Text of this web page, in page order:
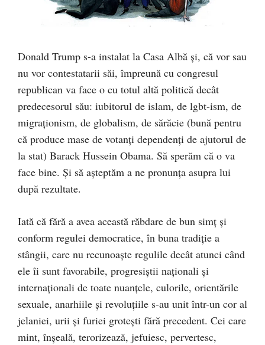
Donald Trump s-a instalat la Casa Albă şi, că vor sau
nu vor contestatarii săi, împreună cu congresul
republican va face o cu totul altă politică decât
predecesorul său: iubitorul de islam, de lgbt-ism, de
migraţionism, de globalism, de sărăcie (bună pentru
că produce mase de votanţi dependenţi de ajutorul de
la stat) Barack Hussein Obama. Să sperăm că o va
face bine. Şi să aşteptăm a ne pronunţa asupra lui
după rezultate.
Iată că fără a avea această răbdare de bun simţ şi
conform regulei democratice, în buna tradiţie a
stângii, care nu recunoaşte regulile decât atunci când
ele îi sunt favorabile, progresiştii naţionali şi
internaţionali de toate nuanţele, culorile, orientările
sexuale, anarhiile şi revoluţiile s-au unit într-un cor al
jelaniei, urii şi furiei groteşti fără precedent. Cei care
mint, înşeală, terorizează, jefuiesc, pervertesc,